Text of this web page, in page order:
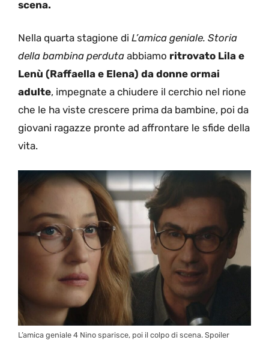
scena.
Nella quarta stagione di L’amica geniale. Storia
della bambina perduta abbiamo ritrovato Lila e
Lenù (Raffaella e Elena) da donne ormai
adulte, impegnate a chiudere il cerchio nel rione
che le ha viste crescere prima da bambine, poi da
giovani ragazze pronte ad affrontare le sfide della
vita.
L’amica geniale 4 Nino sparisce, poi il colpo di scena. Spoiler